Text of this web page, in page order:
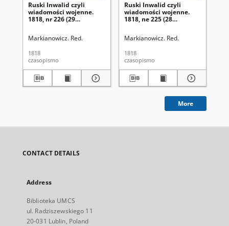
Ruski Inwalid czyli
wiadomości wojenne.
1818, nr 226 (29
Markianowicz. Red.
1818
czasopismo
Ruski Inwalid czyli
wiadomości wojenne.
1818, ne 225 (28
Markianowicz. Red.
1818
czasopismo
More
CONTACT DETAILS
Address
Biblioteka UMCS
ul. Radziszewskiego 11
20-031 Lublin, Poland